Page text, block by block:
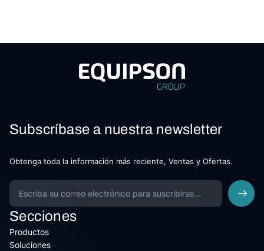
Subscríbase a nuestra newsletter
Obtenga toda la información más reciente, Ventas y Ofertas.
Secciones
Productos
Soluciones